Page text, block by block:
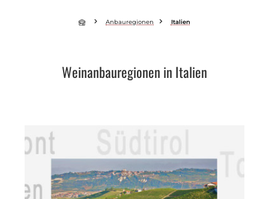
Anbauregionen Italien
Weinanbauregionen in Italien